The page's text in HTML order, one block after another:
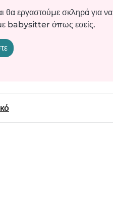
θα εργαστούμε σκληρά για να
babysitter όπως εσείς.